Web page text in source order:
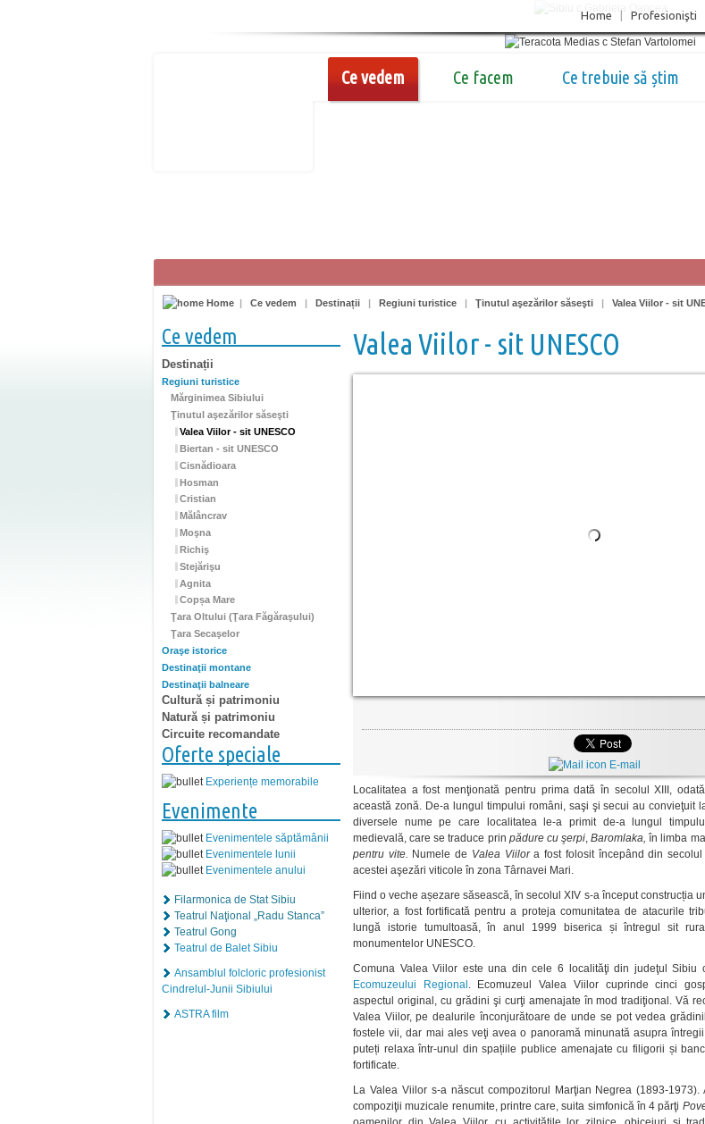
Home Profesionişti
Ce vedem Ce facem Ce trebuie să știm
Home | Ce vedem | Destinații | Regiuni turistice | Ţinutul aşezărilor săseşti | Valea Viilor - sit
Ce vedem
Destinații
Regiuni turistice
Mărginimea Sibiului
Ţinutul aşezărilor săseşti
Valea Viilor - sit UNESCO
Biertan - sit UNESCO
Cisnădioara
Hosman
Cristian
Mălâncrav
Moşna
Richiş
Stejărişu
Agnita
Copșa Mare
Ţara Oltului (Ţara Făgăraşului)
Ţara Secaşelor
Oraşe istorice
Destinaţii montane
Destinaţii balneare
Cultură și patrimoniu
Natură și patrimoniu
Circuite recomandate
Oferte speciale
Experiențe memorabile
Evenimente
Evenimentele săptămânii
Evenimentele lunii
Evenimentele anului
Filarmonica de Stat Sibiu
Teatrul Naţional „Radu Stanca”
Teatrul Gong
Teatrul de Balet Sibiu
Ansamblul folcloric profesionist
Cindrelul-Junii Sibiului
ASTRA film
Valea Viilor - sit UNESCO
E-mail
Localitatea a fost menţionată pentru prima dată în secolul XIII,
această zonă. De-a lungul timpului români, saşi şi secui au convieţuit
diversele nume pe care localitatea le-a primit de-a lungul
medievală, care se traduce prin pădure cu şerpi,Baromlaka, în limba
pentru vite. Numele de Valea Viilora fost folosit începând din
acestei aşezări viticole în zona Târnavei Mari.
Fiind o veche așezare săsească, în secolul XIV s-a început construcția
ulterior, a fost fortificată pentru a proteja comunitatea de atacurile
lungă istorie tumultoasă, în anul 1999 biserica și întregul sit
monumentelor UNESCO.
Comuna Valea Viilor este una din cele 6 localităţi din judeţul Sibiu
Ecomuzeului Regional . Ecomuzeul Valea Viilor cuprinde cinci
aspectul original, cu grădini şi curţi amenajate în mod tradiţional. Vă
Valea Viilor, pe dealurile înconjurătoare de unde se pot vedea
fostele vii, dar mai ales veţi avea o panoramă minunată asupra
puteți relaxa într-unul din spațiile publice amenajate cu filigorii și
fortificate.
La Valea Viilor s-a născut compozitorul Marţian Negrea (1893-1973).
compoziţii muzicale renumite, printre care, suita simfonică în 4 părţi